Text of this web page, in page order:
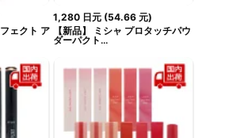
ェクト ア
1,280 日元 (54.66 元)
【新品】 ミシャ プロタッチパウ
ダーパクト...